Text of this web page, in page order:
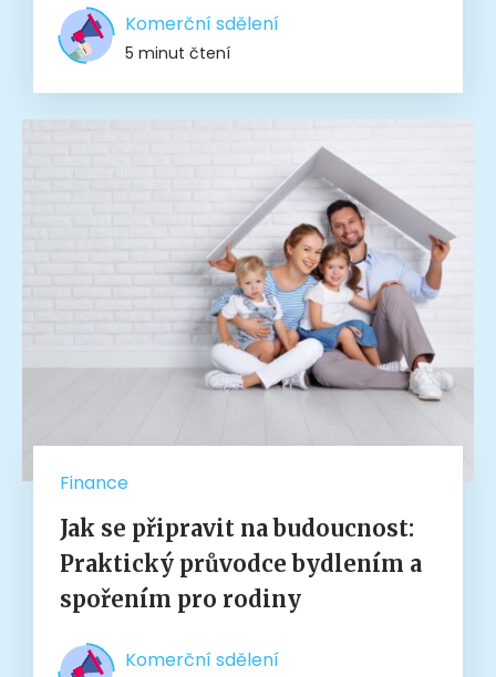
Komerční sdělení
5 minut čtení
Finance
Jak se připravit na budoucnost:
Praktický průvodce bydlením a
spořením pro rodiny
Komerční sdělení